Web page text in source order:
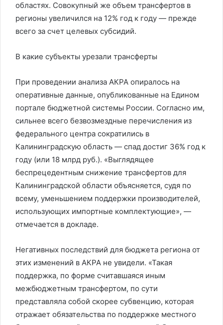
областях. Совокупный же объем трансфертов в
регионы увеличился на 12% год к году — прежде
всего за счет целевых субсидий.
В какие субъекты урезали трансферты
При проведении анализа АКРА опиралось на
оперативные данные, опубликованные на Едином
портале бюджетной системы России. Согласно им,
сильнее всего безвозмездные перечисления из
федерального центра сократились в
Калининградскую область — спад достиг 36% год к
году (или 18 млрд руб.). «Выглядящее
беспрецедентным снижение трансфертов для
Калининградской области объясняется, судя по
всему, уменьшением поддержки производителей,
использующих импортные комплектующие», —
отмечается в докладе.
Негативных последствий для бюджета региона от
этих изменений в АКРА не увидели. «Такая
поддержка, по форме считавшаяся иным
межбюджетным трансфертом, по сути
представляла собой скорее субвенцию, которая
отражает обязательства по поддержке местного